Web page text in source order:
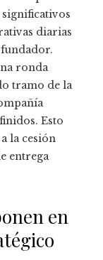
diarias
ronda
tramo de la
Esto
la cesión
entrega
en